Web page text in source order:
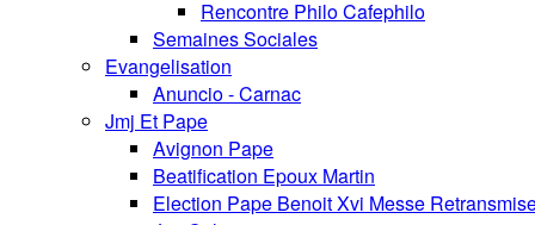
Rencontre Philo Cafephilo
Semaines Sociales
Evangelisation
Anuncio - Carnac
Jmj Et Pape
Avignon Pape
Beatification Epoux Martin
Election Pape Benoit Xvi Messe